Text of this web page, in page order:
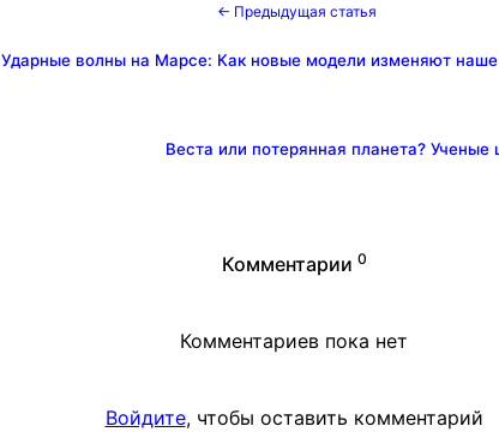
← Предыдущая статья
Ударные волны на Марсе: Как новые модели изменяют
Веста или потерянная планета?
Комментарии 0
Комментариев пока нет
Войдите, чтобы оставить комментарий